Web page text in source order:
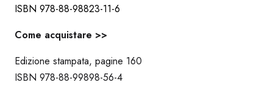
ISBN 978-88-98823-11-6
Come acquistare >>
Edizione stampata, pagine 160
ISBN 978-88-99898-56-4